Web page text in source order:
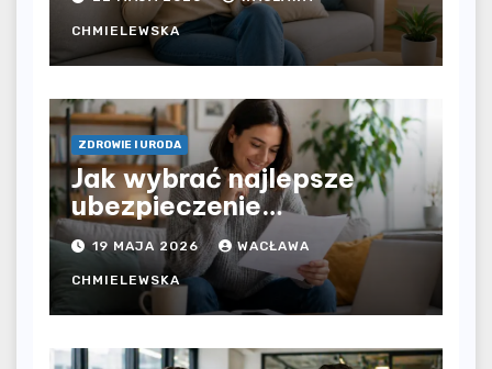
ograniczeń czasowych –
czy prywatna opieka daje
większą swobodę?
CHMIELEWSKA
ZDROWIE I URODA
Jak wybrać najlepsze
ubezpieczenie
komunikacyjne i uniknąć
kosztownych błędów?
19 MAJA 2026 WACŁAWA
CHMIELEWSKA